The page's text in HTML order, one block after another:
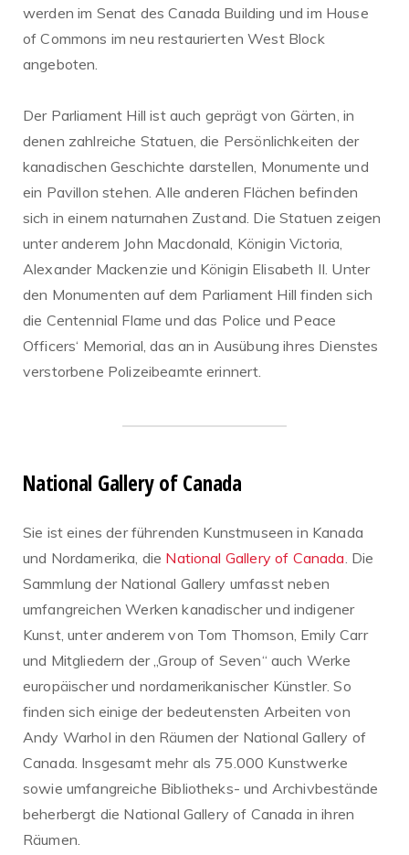
werden im Senat des Canada Building und im House
of Commons im neu restaurierten West Block
angeboten.
Der Parliament Hill ist auch geprägt von Gärten, in
denen zahlreiche Statuen, die Persönlichkeiten der
kanadischen Geschichte darstellen, Monumente und
ein Pavillon stehen. Alle anderen Flächen befinden
sich in einem naturnahen Zustand. Die Statuen zeigen
unter anderem John Macdonald, Königin Victoria,
Alexander Mackenzie und Königin Elisabeth II. Unter
den Monumenten auf dem Parliament Hill finden sich
die Centennial Flame und das Police und Peace
Officers‘ Memorial, das an in Ausübung ihres Dienstes
verstorbene Polizeibeamte erinnert.
National Gallery of Canada
Sie ist eines der führenden Kunstmuseen in Kanada
und Nordamerika, die National Gallery of Canada. Die
Sammlung der National Gallery umfasst neben
umfangreichen Werken kanadischer und indigener
Kunst, unter anderem von Tom Thomson, Emily Carr
und Mitgliedern der „Group of Seven“ auch Werke
europäischer und nordamerikanischer Künstler. So
finden sich einige der bedeutensten Arbeiten von
Andy Warhol in den Räumen der National Gallery of
Canada. Insgesamt mehr als 75.000 Kunstwerke
sowie umfangreiche Bibliotheks- und Archivbestände
beherbergt die National Gallery of Canada in ihren
Räumen.